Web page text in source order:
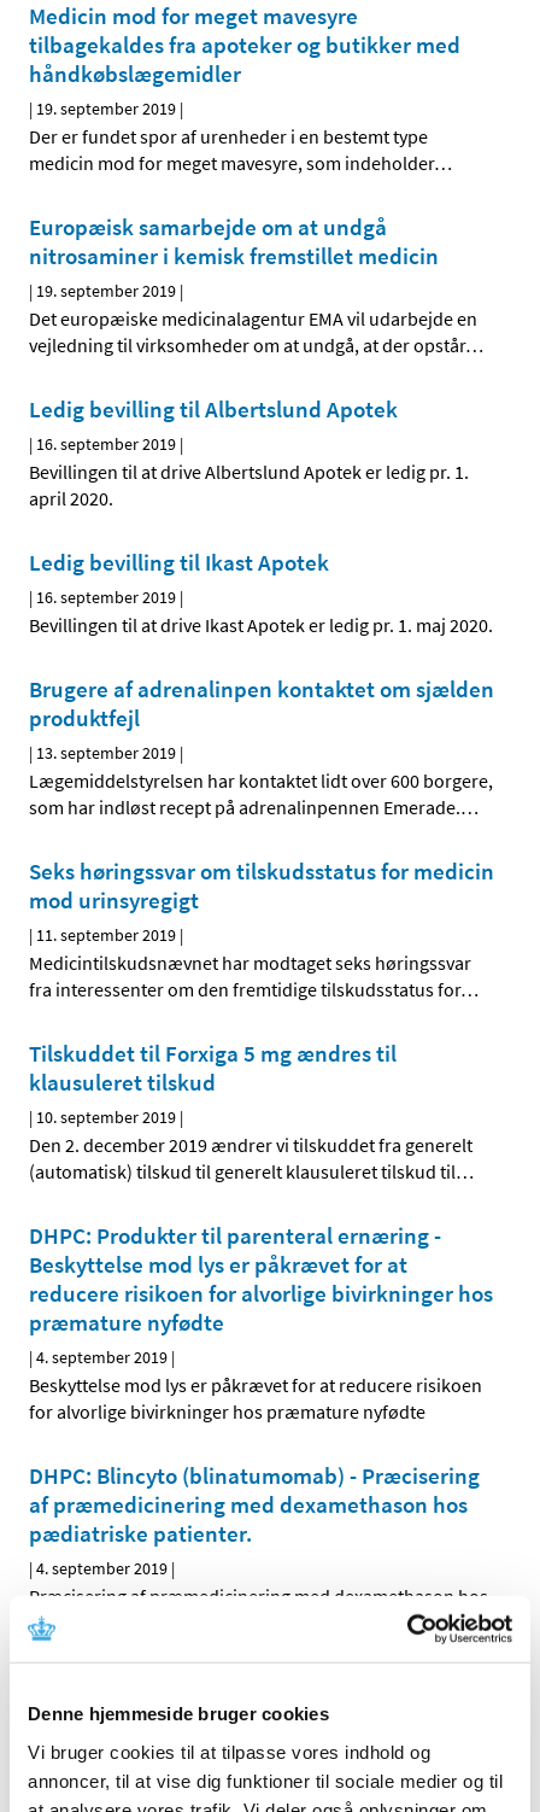
Denne hjemmeside bruger cookies
Vi bruger cookies til at tilpasse vores indhold og
annoncer, til at vise dig funktioner til sociale medier og til
Medicin mod for meget mavesyre
tilbagekaldes fra apoteker og butikker med
håndkøbslægemidler
| 19. september 2019 |
Der er fundet spor af urenheder i en bestemt type
medicin mod for meget mavesyre, som indeholder…
Europæisk samarbejde om at undgå
nitrosaminer i kemisk fremstillet medicin
| 19. september 2019 |
Det europæiske medicinalagentur EMA vil udarbejde en
vejledning til virksomheder om at undgå, at der opstår…
Ledig bevilling til Albertslund Apotek
| 16. september 2019 |
Bevillingen til at drive Albertslund Apotek er ledig pr. 1.
april 2020.
Ledig bevilling til Ikast Apotek
| 16. september 2019 |
Bevillingen til at drive Ikast Apotek er ledig pr. 1. maj 2020.
Brugere af adrenalinpen kontaktet om sjælden
produktfejl
| 13. september 2019 |
Lægemiddelstyrelsen har kontaktet lidt over 600 borgere,
som har indløst recept på adrenalinpennen Emerade.…
Seks høringssvar om tilskudsstatus for medicin
mod urinsyregigt
| 11. september 2019 |
Medicintilskudsnævnet har modtaget seks høringssvar
fra interessenter om den fremtidige tilskudsstatus for…
Tilskuddet til Forxiga 5 mg ændres til
klausuleret tilskud
| 10. september 2019 |
Den 2. december 2019 ændrer vi tilskuddet fra generelt
(automatisk) tilskud til generelt klausuleret tilskud til…
DHPC: Produkter til parenteral ernæring -
Beskyttelse mod lys er påkrævet for at
reducere risikoen for alvorlige bivirkninger hos
præmature nyfødte
|4. september 2019 |
Beskyttelse mod lys er påkrævet for at reducere risikoen
for alvorlige bivirkninger hos præmature nyfødte
DHPC: Blincyto (blinatumomab) - Præcisering
af præmedicinering med dexamethason hos
pædiatriske patienter.
|4. september 2019 |
Præcisering af præmedicinering med dexamethason hos
pædiatriske patienter.
|4. september 2019|
Ny kontraindikation til gravide og fertile kvinder, der ikke
anvender effektiv kontraception.